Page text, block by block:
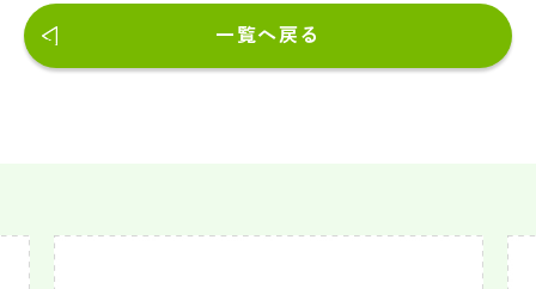
一覧へ戻る